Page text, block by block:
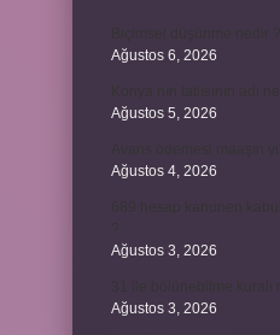
Ağustos 6, 2026
Ağustos 5, 2026
Ağustos 4, 2026
Ağustos 3, 2026
Ağustos 3, 2026